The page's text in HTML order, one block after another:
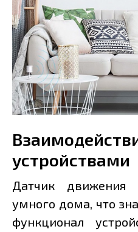
устройствами
Датчик движения
умного дома, что
функционал